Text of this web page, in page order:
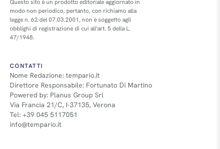
Questo sito è un prodotto editoriale aggiornato in
modo non periodico, pertanto, con richiamo alla
legge n. 62 del 07.03.2001, non è soggetto agli
obblighi di registrazione di cui all'art. 5 della L.
47/1948.
CONTATTI
Nome Redazione: tempario.it
Direttore Responsabile: Fortunato Di Martino
Powered by: Planus Group Srl
Via Francia 21/C, I-37135, Verona
Tel: +39 045 5117051
info@tempario.it